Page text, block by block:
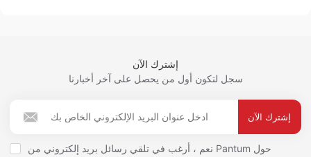
إشترك الآن
سجل لتكون أول من يحصل على آخر أخبارنا
إشترك الآن
نعم ، أرغب في تلقي رسائل بريد إلكتروني من Pantum حول